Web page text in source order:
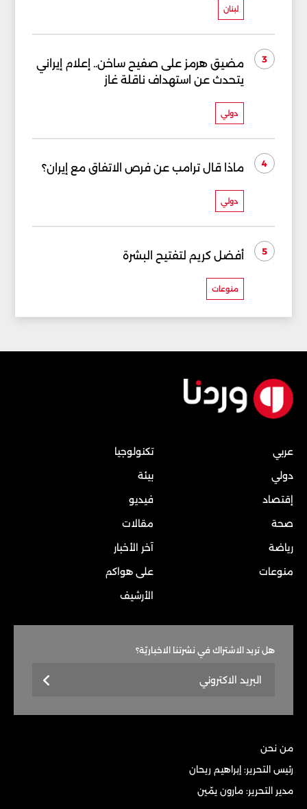
لبنان
3
مضيق هرمز على صفيح ساخن.. إعلام إيراني
يتحدث عن استهداف ناقلة غاز
دولي
4 ماذا قال ترامب عن فرص الاتفاق مع إيران؟
دولي
5 أفضل كريم لتفتيح البشرة
منوعات
عربي
دولي
إقتصاد
صحة
رياضة
منوعات
تكنولوجيا
بيئة
فيديو
مقالات
آخر الأخبار
على هواكم
الأرشيف
هل تريد الاشتراك في نشرتنا الاخباريّة؟
من نحن
رئيس التحرير: إبراهيم ريحان
مدير التحرير: مارون يمّين